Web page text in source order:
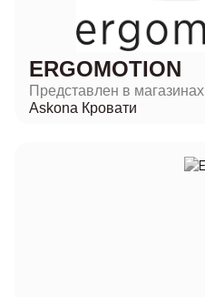
ERGOMOTION
Представлен в магазинах
Askona Кровати